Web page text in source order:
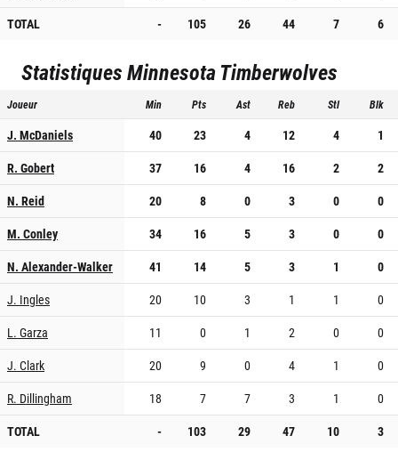
TOTAL
- 105 26 44 7 6
StatistiquesMinnesota Timberwolves
Joueur Min Pts Ast Reb Stl Blk
J. McDaniels 40 23 4 12 4
1
R. Gobert
37 16 4 16 2
2
N. Reid
20 8 0 3 0
0
M. Conley
34 16 5 3 0
0
N. Alexander-Walker
41 14 5 3 1
0
J. Ingles
20 10 3 1 1
0
L. Garza
11 0 1 2 0
0
J. Clark
20 9 0 4 1
0
R. Dillingham
18 7 7 3 1
0
TOTAL
- 103 29 47 10 3